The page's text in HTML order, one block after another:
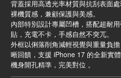
背蓋採用高透光率材質與抗刮表面
裸機質感，兼顧保護與美感。
內部特別設計專屬凹槽，搭配超耐
貼，充電不卡，手感自然不突兀。
外框以俐落削角減輕視覺與重量負
晰回饋，支援 iPhone 17 的全新實體
機身開孔精準，完美對位 。